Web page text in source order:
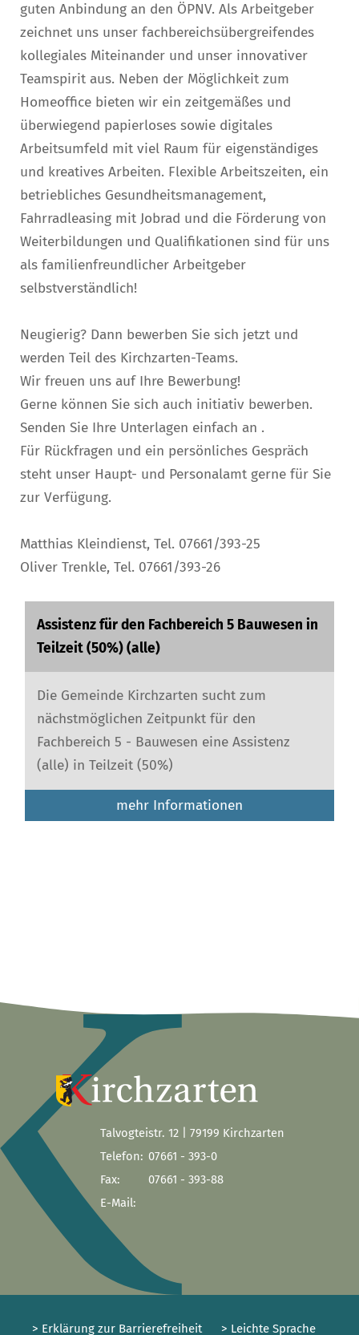
guten Anbindung an den ÖPNV. Als Arbeitgeber
zeichnet uns unser fachbereichsübergreifendes
kollegiales Miteinander und unser innovativer
Teamspirit aus. Neben der Möglichkeit zum
Homeoffice bieten wir ein zeitgemäßes und
überwiegend papierloses sowie digitales
Arbeitsumfeld mit viel Raum für eigenständiges
und kreatives Arbeiten. Flexible Arbeitszeiten, ein
betriebliches Gesundheitsmanagement,
Fahrradleasing mit Jobrad und die Förderung von
Weiterbildungen und Qualifikationen sind für uns
als familienfreundlicher Arbeitgeber
selbstverständlich!
Neugierig? Dann bewerben Sie sich jetzt und
werden Teil des Kirchzarten-Teams.
Wir freuen uns auf Ihre Bewerbung!
Gerne können Sie sich auch initiativ bewerben.
Senden Sie Ihre Unterlagen einfach an .
Für Rückfragen und ein persönliches Gespräch
steht unser Haupt- und Personalamt gerne für Sie
zur Verfügung.
Matthias Kleindienst, Tel. 07661/393-25
Oliver Trenkle, Tel. 07661/393-26
Assistenz für den Fachbereich 5 Bauwesen in
Teilzeit (50%) (alle)
Die Gemeinde Kirchzarten sucht zum
nächstmöglichen Zeitpunkt für den
Fachbereich 5 - Bauwesen eine Assistenz
(alle) in Teilzeit (50%)
mehr Informationen
Talvogteistr. 12 | 79199 Kirchzarten
Telefon: 07661 - 393-0
Fax:
07661 - 393-88
E-Mail:
> Erklärung zur Barrierefreiheit > Leichte Sprache